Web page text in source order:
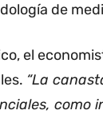
de
el
“La
como